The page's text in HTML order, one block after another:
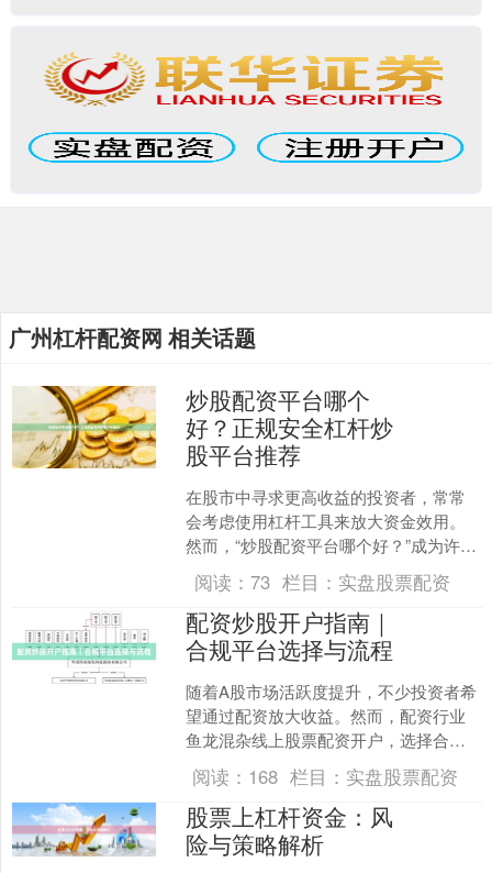
广州杠杆配资网 相关话题
炒股配资平台哪个
好？正规安全杠杆炒
股平台推荐
在股市中寻求更高收益的投资者，常常
会考虑使用杠杆工具来放大资金效用。
然而，“炒股配资平台哪个好？”成为许多
投资者，尤其是新手，最为关切和困惑
的问题。一个正规、安....
阅读：73 栏目： 实盘股票配资
配资炒股开户指南｜
合规平台选择与流程
随着A股市场活跃度提升，不少投资者希
望通过配资放大收益。然而，配资行业
鱼龙混杂线上股票配资开户，选择合规
平台、了解正确开户流程至关重要。本
文将为您详细解析配资炒....
阅读： 168 栏目： 实盘股票配资
股票上杠杆资金：风
险与策略解析